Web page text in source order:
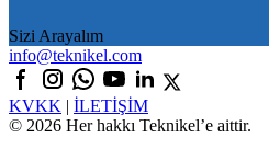
Sizi Arayalım
info@teknikel.com
KVKK | İLETİŞİM
© 2026 Her hakkı Teknikel’e aittir.